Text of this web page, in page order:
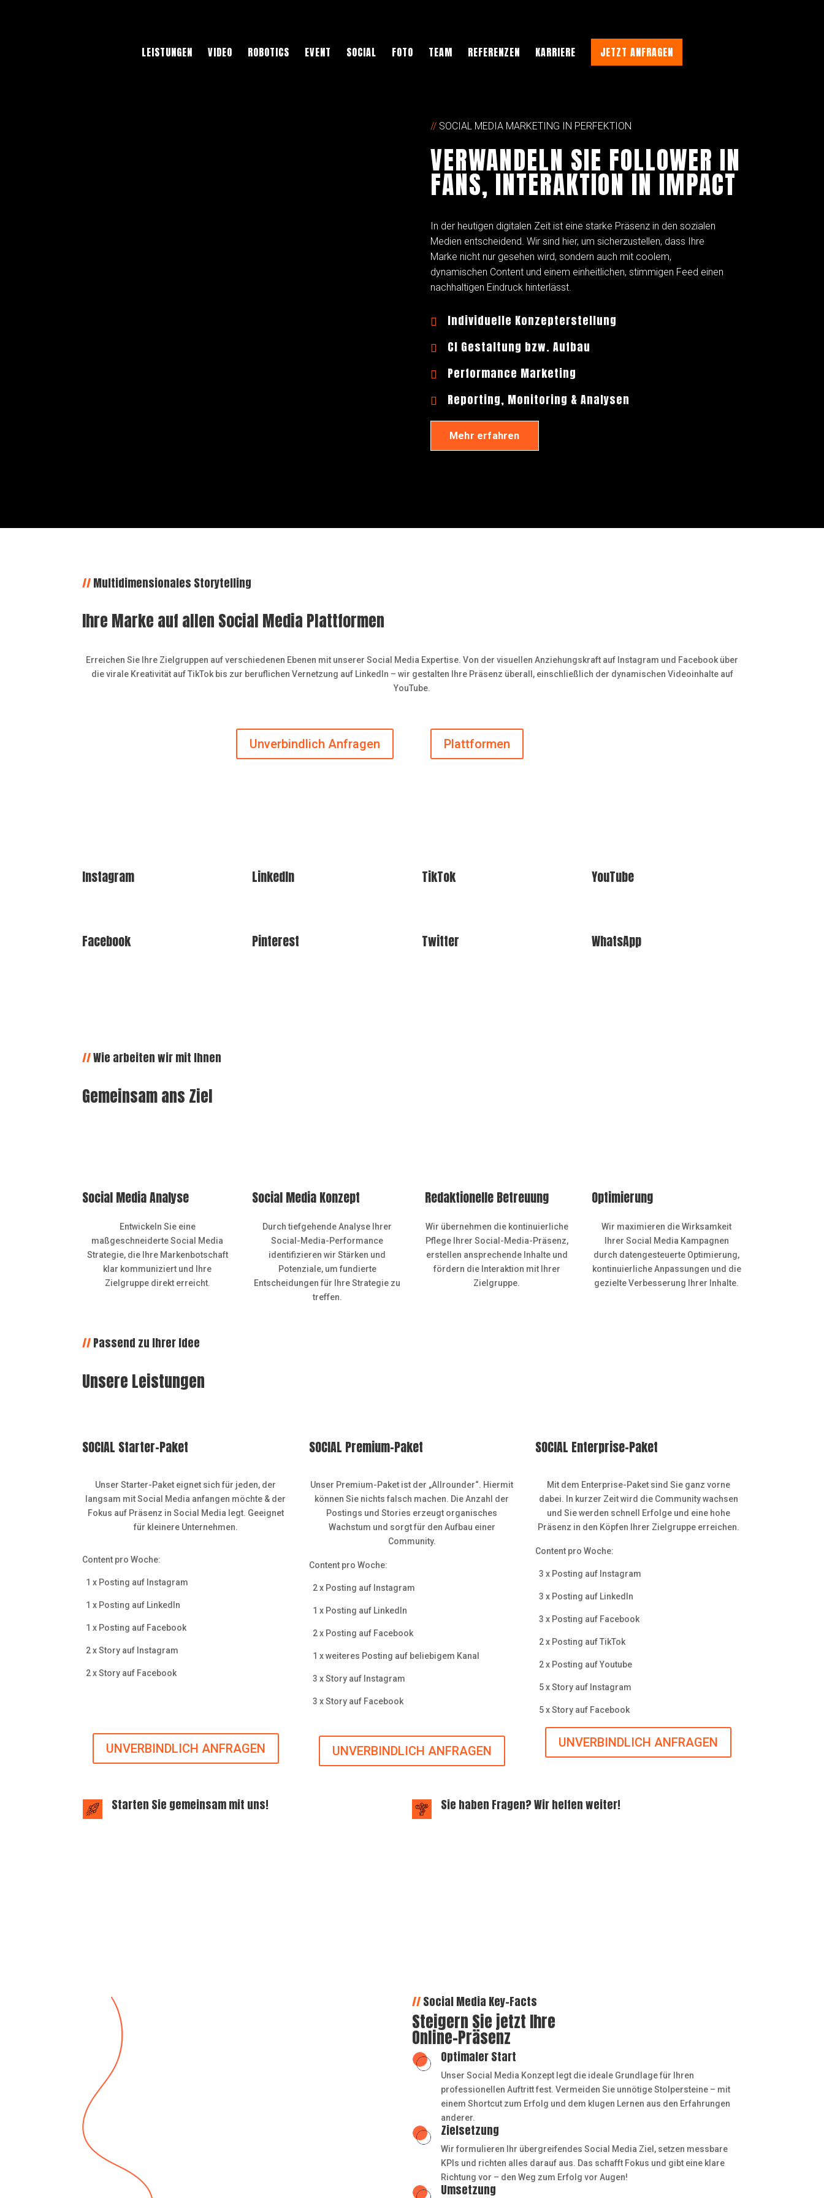
LEISTUNGEN VIDEO ROBOTICS EVENT SOCIAL FOTO TEAM REFERENZEN KARRIERE JETZT ANFRAGEN
// SOCIAL MEDIA MARKETING IN PERFEKTION
VERWANDELN SIE FOLLOWER IN
FANS, INTERAKTION IN IMPACT
In der heutigen digitalen Zeit ist eine starke Präsenz in den sozialen
Medien entscheidend. Wir sind hier, um sicherzustellen, dass Ihre
Marke nicht nur gesehen wird, sondern auch mit coolem,
dynamischen Content und einem einheitlichen, stimmigen Feed einen
nachhaltigen Eindruck hinterlässt.
 Individuelle Konzepterstellung
 CI Gestaltung bzw. Aufbau
 Performance Marketing
 Reporting, Monitoring & Analysen
Mehr erfahren
//Multidimensionales Storytelling
Ihre Marke auf allen Social Media Plattformen
Erreichen Sie Ihre Zielgruppen auf verschiedenen Ebenen mit unserer Social Media Expertise. Von der visuellen Anziehungskraft auf Instagram und Facebook über
die virale Kreativität auf TikTok bis zur beruflichen Vernetzung auf LinkedIn – wir gestalten Ihre Präsenz überall, einschließlich der dynamischen Videoinhalte auf
YouTube.
Unverbindlich Anfragen Plattformen
Instagram LinkedIn TikTok YouTube
Facebook Pinterest Twitter WhatsApp
//Wie arbeiten wir mit Ihnen
Gemeinsam ans Ziel
Social Media Analyse
Entwickeln Sie eine
maßgeschneiderte Social Media
Strategie, die Ihre Markenbotschaft
klar kommuniziert und Ihre
Zielgruppe direkt erreicht.
Social Media Konzept
Durch tiefgehende Analyse Ihrer
Social-Media-Performance
identifizieren wir Stärken und
Potenziale, um fundierte
Entscheidungen für Ihre Strategie zu
treffen.
Redaktionelle Betreuung
Wir übernehmen die kontinuierliche
Pflege Ihrer Social-Media-Präsenz,
erstellen ansprechende Inhalte und
fördern die Interaktion mit Ihrer
Zielgruppe.
Optimierung
Wir maximieren die Wirksamkeit
Ihrer Social Media Kampagnen
durch datengesteuerte Optimierung,
kontinuierliche Anpassungen und die
gezielte Verbesserung Ihrer Inhalte.
//Passend zu Ihrer Idee
Unsere Leistungen
SOCIAL Starter-Paket
Unser Starter-Paket eignet sich für jeden, der
langsam mit Social Media anfangen möchte & der
Fokus auf Präsenz in Social Media legt. Geeignet
für kleinere Unternehmen.
Content pro Woche:
1 x Posting auf Instagram
1 x Posting auf Linkedln
1 x Posting auf Facebook
2 x Story auf Instagram
2 x Story auf Facebook
UNVERBINDLICH ANFRAGEN
SOCIAL Premium-Paket
Unser Premium-Paket ist der „Allrounder“. Hiermit
können Sie nichts falsch machen. Die Anzahl der
Postings und Stories erzeugt organisches
Wachstum und sorgt für den Aufbau einer
Community.
Content pro Woche:
2 x Posting auf Instagram
1 x Posting auf Linkedln
2 x Posting auf Facebook
1 x weiteres Posting auf beliebigem Kanal
3 x Story auf Instagram
3 x Story auf Facebook
UNVERBINDLICH ANFRAGEN
SOCIAL Enterprise-Paket
Mit dem Enterprise-Paket sind Sie ganz vorne
dabei. In kurzer Zeit wird die Community wachsen
und Sie werden schnell Erfolge und eine hohe
Präsenz in den Köpfen Ihrer Zielgruppe erreichen.
Content pro Woche:
3 x Posting auf Instagram
3 x Posting auf Linkedln
3 x Posting auf Facebook
2 x Posting auf TikTok
2 x Posting auf Youtube
5 x Story auf Instagram
5 x Story auf Facebook
UNVERBINDLICH ANFRAGEN
Starten Sie gemeinsam mit uns! Sie haben Fragen? Wir helfen weiter!
//Social Media Key-Facts
Steigern Sie jetzt Ihre
Online-Präsenz
Optimaler Start
Unser Social Media Konzept legt die ideale Grundlage für Ihren
professionellen Auftritt fest. Vermeiden Sie unnötige Stolpersteine – mit
einem Shortcut zum Erfolg und dem klugen Lernen aus den Erfahrungen
anderer.
Zielsetzung
Wir formulieren Ihr übergreifendes Social Media Ziel, setzen messbare
KPIs und richten alles darauf aus. Das schafft Fokus und gibt eine klare
Richtung vor – den Weg zum Erfolg vor Augen!
Umsetzung